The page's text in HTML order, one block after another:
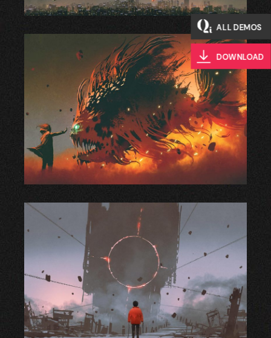
ALL DEMOS
DOWNLOAD